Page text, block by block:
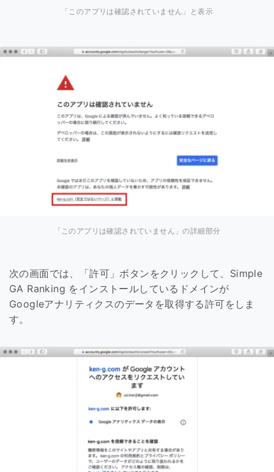
「このアプリは確認されていません」と表示
「このアプリは確認されていません」の詳細部分
次の画面では、「許可」ボタンをクリックして、Simple
GA Ranking をインストールしているドメインが
Googleアナリティクスのデータを取得する許可をしま
す。